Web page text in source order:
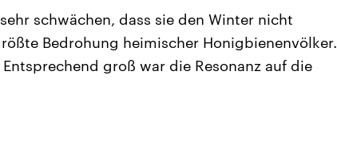
schwächen, dass sie den Winter nicht
Bedrohung heimischer Honigbienenvölker.
groß war die Resonanz auf die